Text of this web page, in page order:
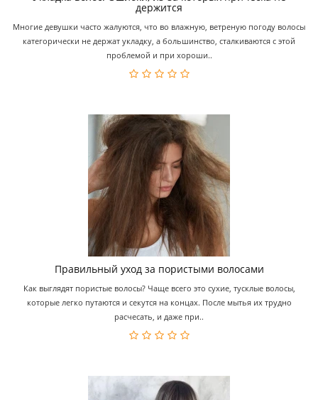
держится
Многие девушки часто жалуются, что во влажную, ветреную погоду волосы
категорически не держат укладку, а большинство, сталкиваются с этой
проблемой и при хороши..
Правильный уход за пористыми волосами
Как выглядят пористые волосы? Чаще всего это сухие, тусклые волосы,
которые легко путаются и секутся на концах. После мытья их трудно
расчесать, и даже при..